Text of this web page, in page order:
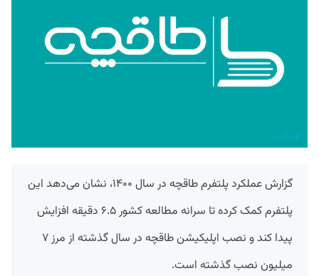
گزارش عملکرد پلتفرم طاقچه در سال ۱۴۰۰، نشان می‌دهد این
پلتفرم کمک کرده تا سرانه مطالعه کشور ۶.۵ دقیقه افزایش
پیدا کند و نصب اپلیکیشن طاقچه در سال گذشته از مرز ۷
میلیون نصب گذشته است.